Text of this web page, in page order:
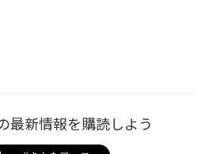
最新情報を購読しよう